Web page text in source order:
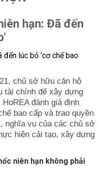
hạn: Đã đến
chủ sở hữu căn hộ
tài chính để xây dựng
đánh giá định
bao cấp và trao quyền
nghĩa vụ của các chủ sở
hiện cải tạo, xây dựng
niên hạn không phải